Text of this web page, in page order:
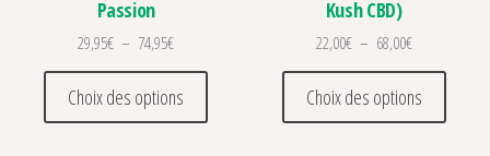
Passion
29,95€ – 74,95€Plage de prix : 29,95€ à 74,95€
Choix des options
Ce produit a plusieurs variations. Les
Kush CBD)
22,00€ – 68,00€Plage de prix
Choix des options
Ce